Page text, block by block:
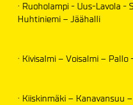
· Ruoholampi - Uus-Lavola
Huhtiniemi – Jäähalli
· Kivisalmi – Voisalmi –
· Kiiskinmäki – Kanavansuu